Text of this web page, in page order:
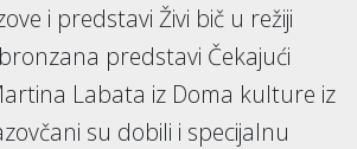
i predstavi Živi bič u režiji
predstavi Čekajući
Labata iz Doma kulture iz
su dobili i specijalnu